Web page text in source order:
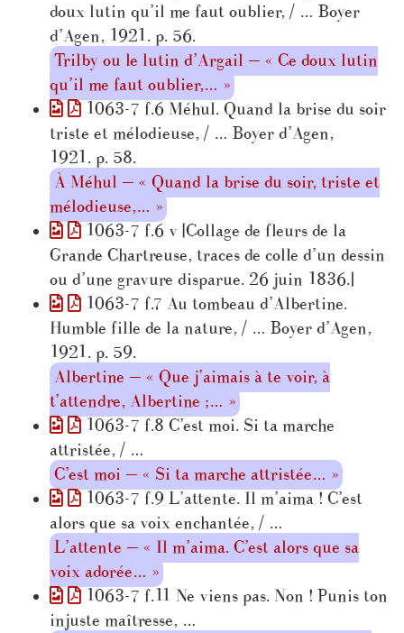
doux lutin qu’il me faut oublier, / … Boyer
d’Agen, 1921. p. 56.
Trilby ou le lutin d’Argail — « Ce doux lutin
qu’il me faut oublier,… »
1063-7 f.6 Méhul. Quand la brise du soir
triste et mélodieuse, / … Boyer d’Agen,
1921. p. 58.
À Méhul — « Quand la brise du soir, triste et
mélodieuse,… »
1063-7 f.6 v [Collage de fleurs de la
Grande Chartreuse, traces de colle d’un dessin
ou d’une gravure disparue. 26 juin 1836.]
1063-7 f.7 Au tombeau d’Albertine.
Humble fille de la nature, / … Boyer d’Agen,
1921. p. 59.
Albertine — « Que j’aimais à te voir, à
t’attendre, Albertine ;… »
1063-7 f.8 C’est moi. Si ta marche
attristée, / …
C’est moi — « Si ta marche attristée… »
1063-7 f.9 L’attente. Il m’aima ! C’est
alors que sa voix enchantée, / …
L’attente — « Il m’aima. C’est alors que sa
voix adorée… »
1063-7 f.11 Ne viens pas. Non ! Punis ton
injuste maîtresse, …